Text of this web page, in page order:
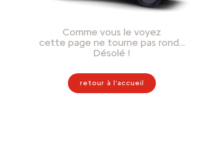
Comme vous le voyez
cette page ne tourne pas rond…
Désolé !
retour à l'accueil